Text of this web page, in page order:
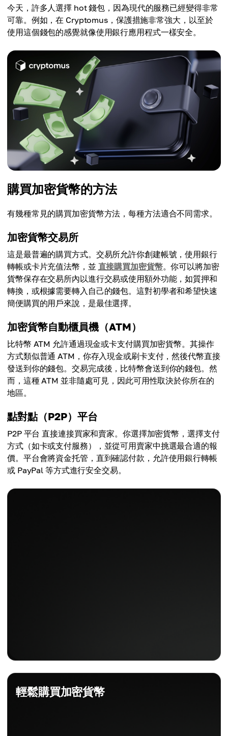
今天，許多人選擇 hot 錢包，因為現代的服務已經變得非常
可靠。例如，在 Cryptomus，保護措施非常強大，以至於
使用這個錢包的感覺就像使用銀行應用程式一樣安全。
購買加密貨幣的方法
有幾種常見的購買加密貨幣方法，每種方法適合不同需求。
加密貨幣交易所
這是最普遍的購買方式。交易所允許你創建帳號，使用銀行
轉帳或卡片充值法幣，並 直接購買加密貨幣。你可以將加密
貨幣保存在交易所內以進行交易或使用額外功能，如質押和
轉換，或根據需要轉入自己的錢包。這對初學者和希望快速
簡便購買的用戶來說，是最佳選擇。
加密貨幣自動櫃員機（ATM）
比特幣 ATM 允許通過現金或卡支付購買加密貨幣。其操作
方式類似普通 ATM，你存入現金或刷卡支付，然後代幣直接
發送到你的錢包。交易完成後，比特幣會送到你的錢包。然
而，這種 ATM 並非隨處可見，因此可用性取決於你所在的
地區。
點對點（P2P）平台
P2P 平台 直接連接買家和賣家。你選擇加密貨幣，選擇支付
方式（如卡或支付服務），並從可用賣家中挑選最合適的報
價。平台會將資金托管，直到確認付款，允許使用銀行轉帳
或 PayPal 等方式進行安全交易。
輕鬆購買加密貨幣